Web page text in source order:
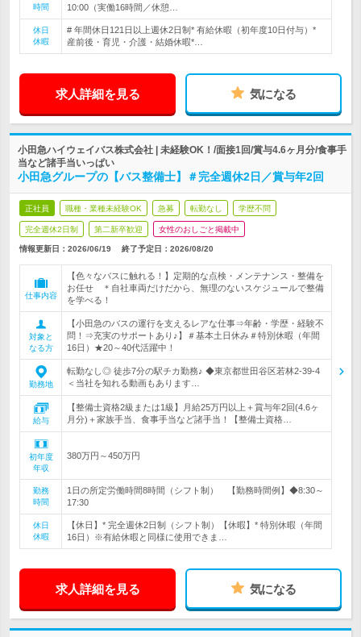
時間 10:00（実働16時間／休憩…
休日
休暇
# 年間休日121日以上週休2日制* 有給休暇（初年度10日付与）*
産前後・育児・介護・結婚休暇*…
求人詳細を見る 気になる
小田急ハイウェイバス株式会社 | 未経験OK！/面接1回/賞与4.6ヶ月分/食事手
当など諸手当いっぱい
小田急グループの【バス整備士】＃完全週休2日／賞与年2回
正社員 職種・業種未経験OK 急募 転勤なし 学歴不問
完全週休2日制 第二新卒歓迎 女性のおしごと掲載中
情報更新日：2026/06/19 終了予定日： 2026/08/20
仕事内容
【色々なバスに触れる！】定期的な点検・メンテナンス・整備を
お任せ ＊自社車両だけだから、無理のないスケジュールで整備
を学べる！
対象と
なる方
【小田急のバスの運行を支えるレアな仕事⇒年齢・学歴・経験不
問！⇒充実のサポートあり♪】＃基本土日休み＃特別休暇（年間
16日）★20～40代活躍中！
勤務地
転勤なし◎ 徒歩7分の駅チカ勤務♪ ◆東京都世田谷区若林2-39-4
＜当社を知れる動画もあります…
給与
【整備士資格2級または1級】月給25万円以上＋賞与年2回(4.6ヶ
月分)＋家族手当、食事手当など諸手当！【整備士資格…
初年度
年収
380万円～450万円
勤務
時間
1日の所定労働時間8時間（シフト制） 【勤務時間例】◆8:30～
17:30
休日
休暇
【休日】* 完全週休2日制（シフト制）【休暇】* 特別休暇（年間
16日）※有給休暇と同様に使用できま…
求人詳細を見る 気になる